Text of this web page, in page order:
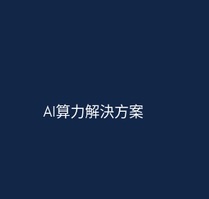
AI算力解決方案
獨享NVIDIA算力